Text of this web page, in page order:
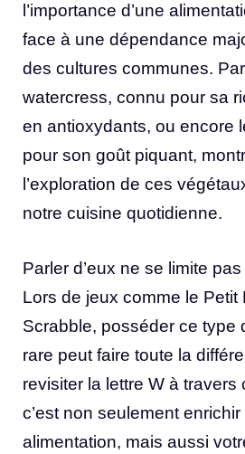
l’importance d’une
face à une dépendance
des cultures communes.
watercress, connu pour sa
en antioxydants, ou encore
pour son goût piquant,
l’exploration de ces
notre cuisine quotidienne.
Parler d’eux ne se limite
Lors de jeux comme le Petit
Scrabble, posséder ce type
rare peut faire toute la
revisiter la lettre W à travers
c’est non seulement enrichir
alimentation, mais aussi